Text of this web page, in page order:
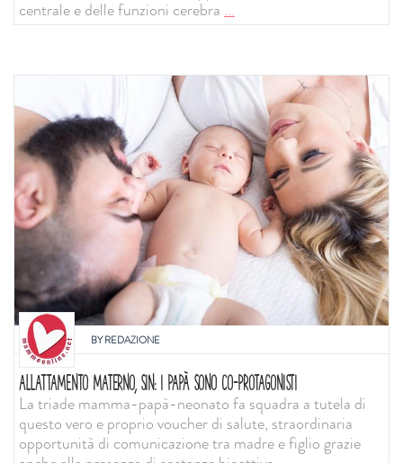
centrale e delle funzioni cerebra...
BYREDAZIONE
ALLATTAMENTO MATERNO, SIN: I PAPÀ SONO CO-PROTAGONISTI
La triade mamma-papà-neonato fa squadra a tutela di
questo vero e proprio voucher di salute, straordinaria
opportunità di comunicazione tra madre e figlio grazie